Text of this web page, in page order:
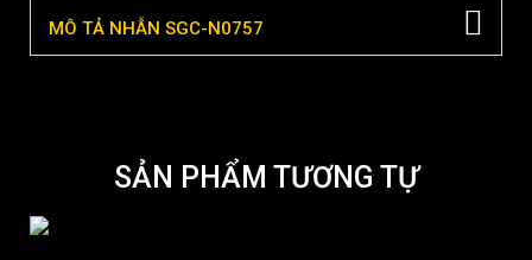
MÔ TẢ NHẪN SGC-N0757
SẢN PHẨM TƯƠNG TỰ